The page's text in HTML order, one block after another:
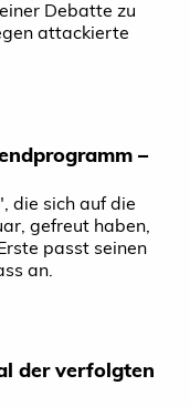
Debatte zu
attackierte
–
die sich auf die
gefreut haben,
passt seinen
an.
der verfolgten